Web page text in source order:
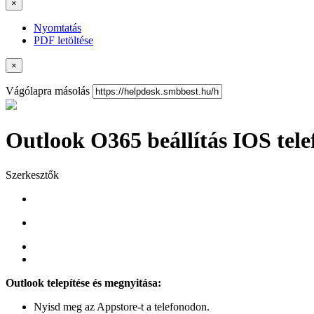
×
Nyomtatás
PDF letöltése
×
Vágólapra másolás
Outlook O365 beállítás IOS
Szerkesztők
Outlook telepítése és megnyitása:
Nyisd meg az Appstore-t a telefonodon.